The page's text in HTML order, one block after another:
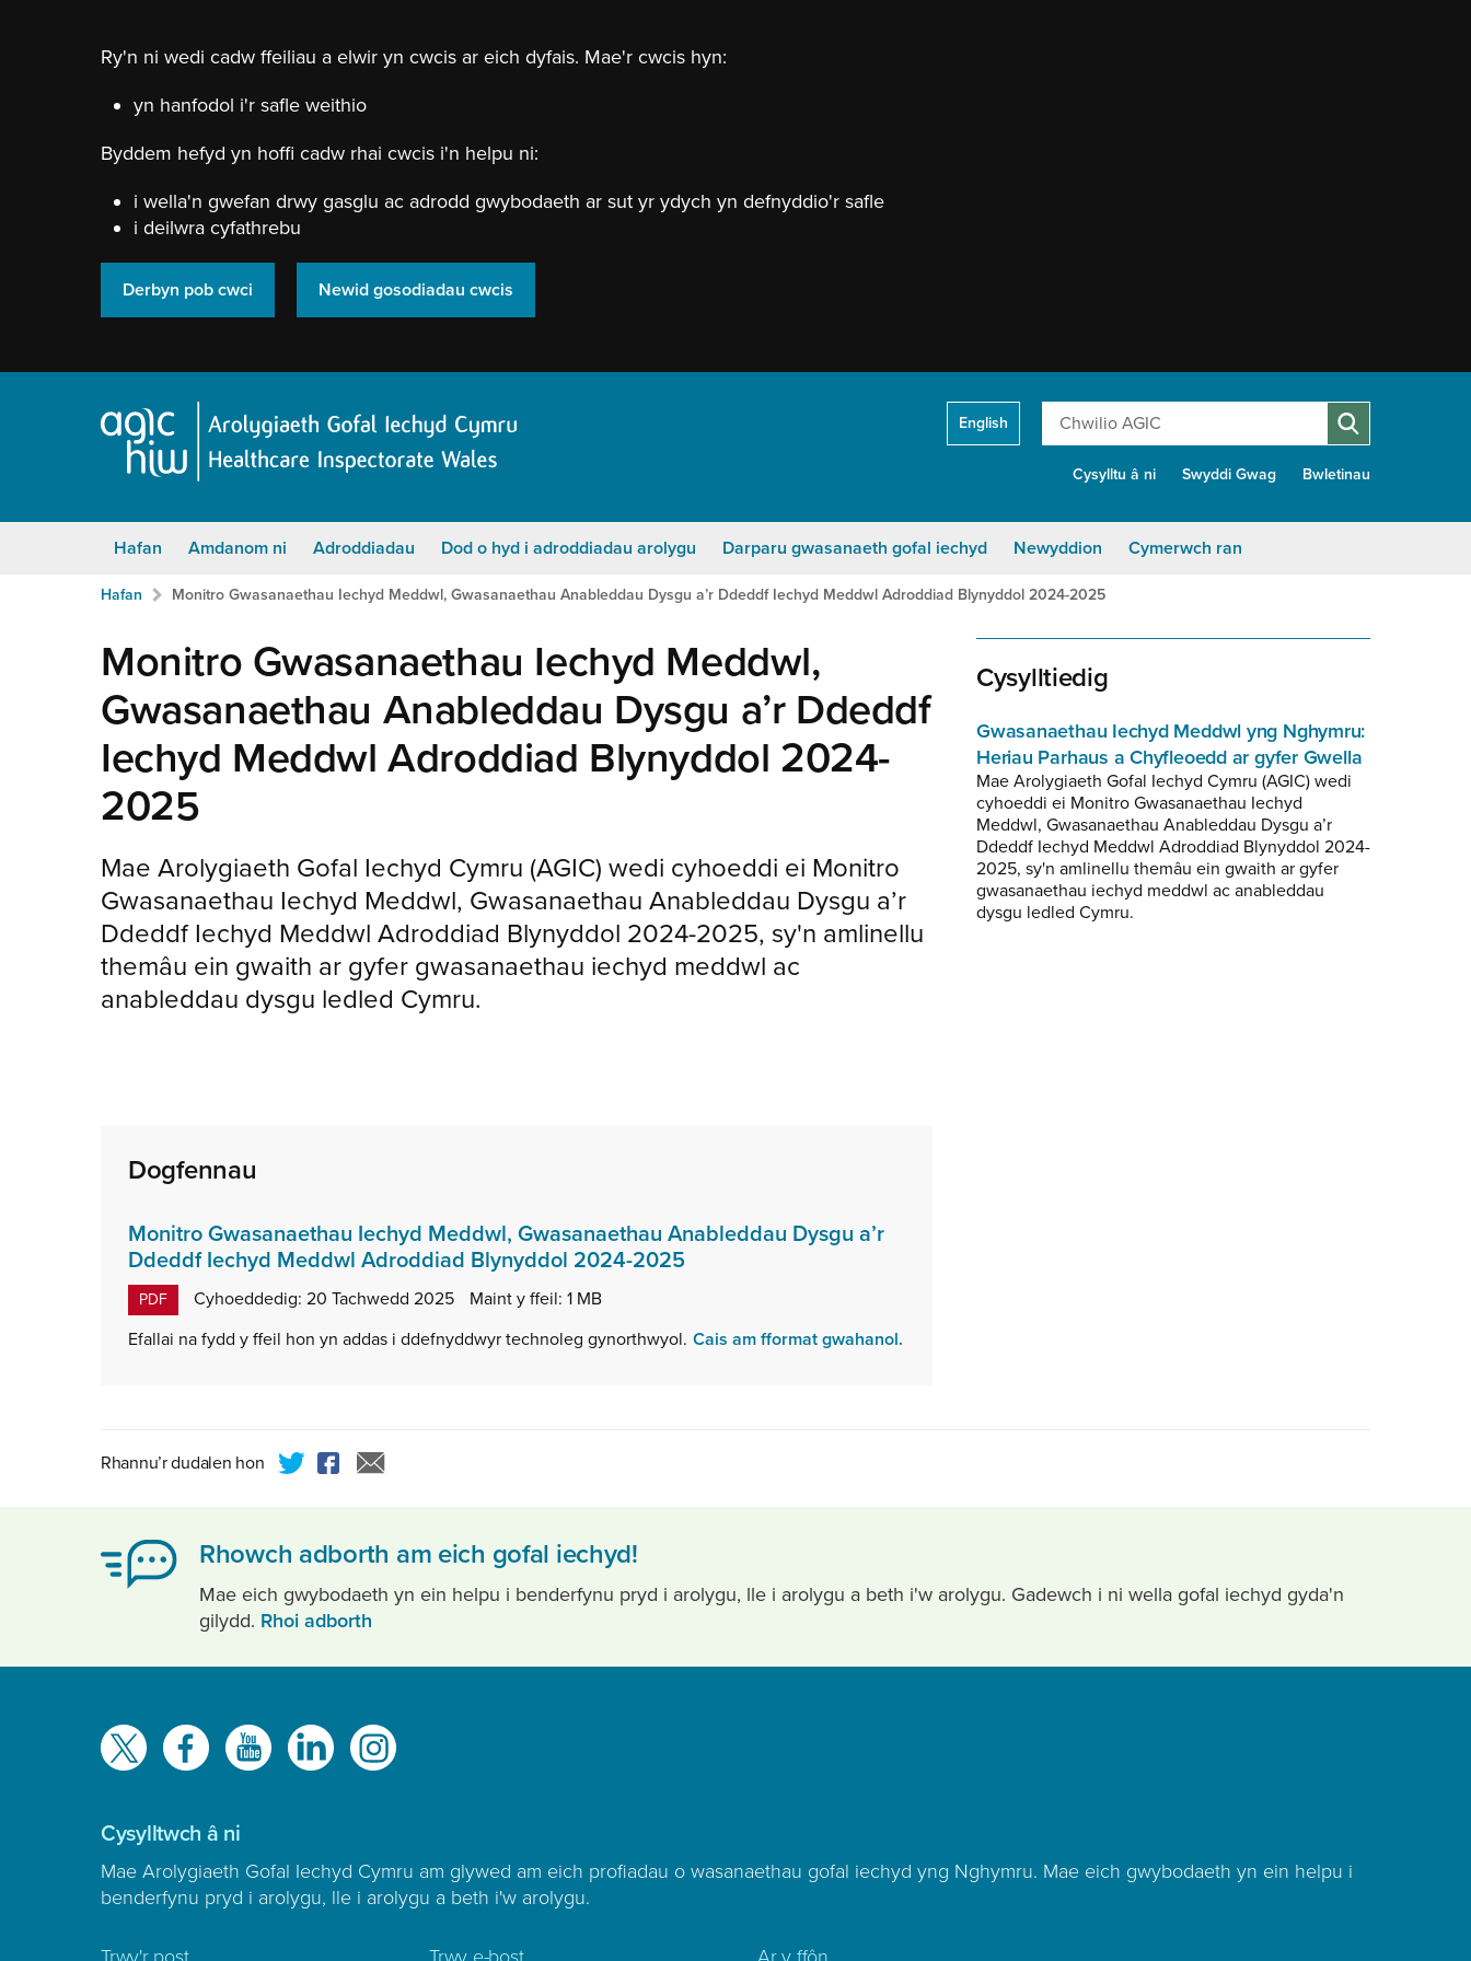
Ry'n ni wedi cadw ffeiliau a elwir yn cwcis ar eich dyfais. Mae'r cwcis hyn:
yn hanfodol i'r safle weithio
Byddem hefyd yn hoffi cadw rhai cwcis i'n helpu ni:
i wella'n gwefan drwy gasglu ac adrodd gwybodaeth ar sut yr ydych yn defnyddio'r safle
i deilwra cyfathrebu
Derbyn pob cwci Newid gosodiadau cwcis
Hafan
English
Menu
Cysylltu â ni Swyddi Gwag Bwletinau
Hafan Amdanom ni Adroddiadau Dod o hyd i adroddiadau arolygu Darparu gwasanaeth gofal iechyd Newyddion Cymerwch ran
Breadcrumb
Hafan
Neidio
gynnwy:
Monitro Gwasanaethau Iechyd Meddwl, Gwasanaethau Anableddau Dysgu a’r Ddeddf Iechyd Meddwl Adroddiad Blynyddol 2024-2025
Monitro Gwasanaethau Iechyd Meddwl,
Gwasanaethau Anableddau Dysgu a’r Ddeddf
Iechyd Meddwl Adroddiad Blynyddol 2024-
2025
Mae Arolygiaeth Gofal Iechyd Cymru (AGIC) wedi cyhoeddi ei Monitro
Gwasanaethau Iechyd Meddwl, Gwasanaethau Anableddau Dysgu a’r
Ddeddf Iechyd Meddwl Adroddiad Blynyddol 2024-2025, sy'n amlinellu
themâu ein gwaith ar gyfer gwasanaethau iechyd meddwl ac
anableddau dysgu ledled Cymru.
Dogfennau
Monitro Gwasanaethau Iechyd Meddwl, Gwasanaethau Anableddau Dysgu a’r
Ddeddf Iechyd Meddwl Adroddiad Blynyddol 2024-2025,
ffeil:
PDF Cyhoeddedig: 20 Tachwedd 2025 Maint y ffeil: 1 MB
Efallai na fydd y ffeil hon yn addas i ddefnyddwyr technoleg gynorthwyol. Cais am fformat gwahanol.
Cysylltiedig
Gwasanaethau Iechyd Meddwl yng Nghymru:
Heriau Parhaus a Chyfleoedd ar gyfer Gwella
Mae Arolygiaeth Gofal Iechyd Cymru (AGIC) wedi
cyhoeddi ei Monitro Gwasanaethau Iechyd
Meddwl, Gwasanaethau Anableddau Dysgu a’r
Ddeddf Iechyd Meddwl Adroddiad Blynyddol 2024-
2025, sy'n amlinellu themâu ein gwaith ar gyfer
gwasanaethau iechyd meddwl ac anableddau
dysgu ledled Cymru.
Rhannu’r dudalen hon
Rhowch adborth am eich gofal iechyd!
Mae eich gwybodaeth yn ein helpu i benderfynu pryd i arolygu, lle i arolygu a beth i'w arolygu. Gadewch i ni wella gofal iechyd gyda'n
gilydd. Rhoi adborth
Gwelwch
ni
Cysylltwch â ni
Mae Arolygiaeth Gofal Iechyd Cymru am glywed am eich profiadau o wasanaethau gofal iechyd yng Nghymru. Mae eich gwybodaeth yn ein helpu i
benderfynu pryd i arolygu, lle i arolygu a beth i'w arolygu.